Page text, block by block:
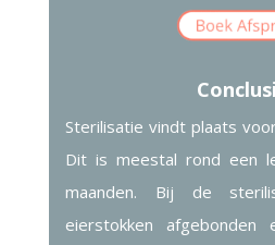
Sterilisatie vindt plaats
Dit is meestal rond een
maanden. Bij de
eierstokken